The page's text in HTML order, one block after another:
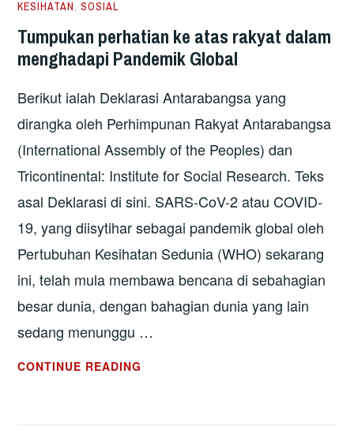
SESUATU
SEBELUM
BETUL-
BETUL
KESIHATAN,SOSIAL
Tumpukan perhatian ke atas rakyat dalam
menghadapi Pandemik Global
Berikut ialah Deklarasi Antarabangsa yang
dirangka oleh Perhimpunan Rakyat Antarabangsa
(International Assembly of the Peoples) dan
Tricontinental: Institute for Social Research. Teks
asal Deklarasi di sini. SARS-CoV-2 atau COVID-
19, yang diisytihar sebagai pandemik global oleh
Pertubuhan Kesihatan Sedunia (WHO) sekarang
ini, telah mula membawa bencana di sebahagian
besar dunia, dengan bahagian dunia yang lain
sedang menunggu …
CONTINUE READING